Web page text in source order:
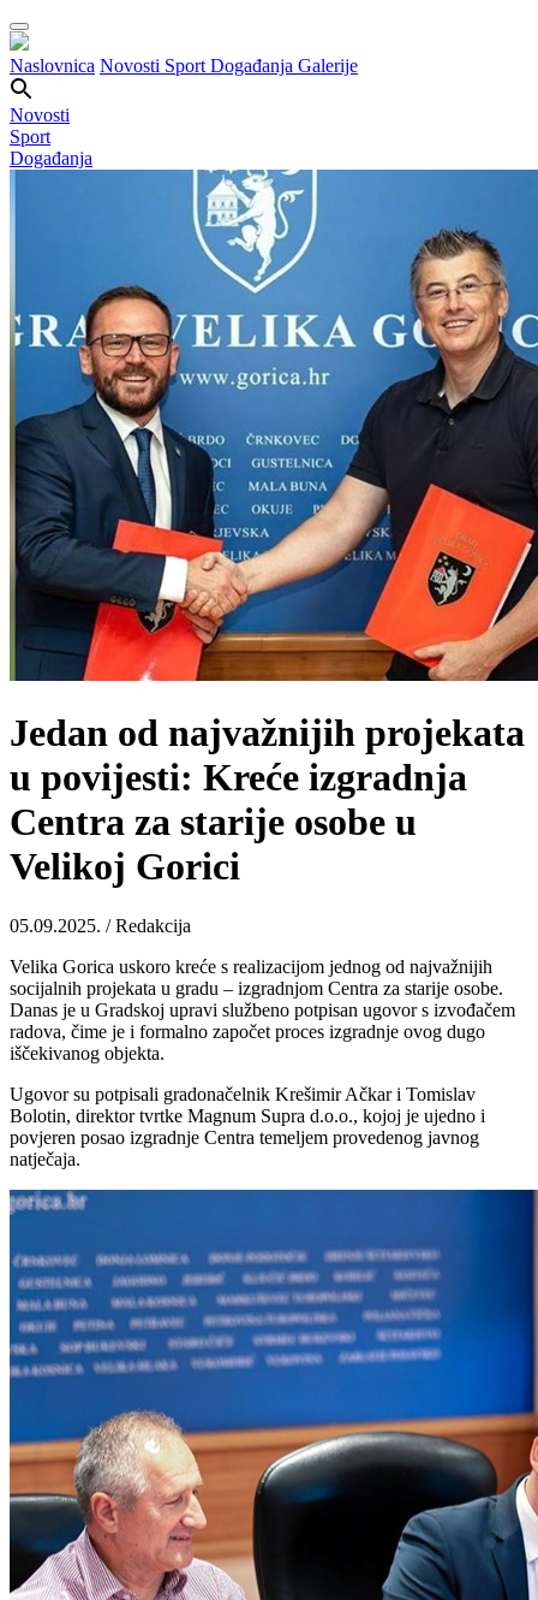
Naslovnica Novosti Sport Događanja Galerije
Novosti
Sport
Događanja
Jedan od najvažnijih projekata
u povijesti: Kreće izgradnja
Centra za starije osobe u
Velikoj Gorici
05.09.2025. / Redakcija
Velika Gorica uskoro kreće s realizacijom jednog od najvažnijih
socijalnih projekata u gradu – izgradnjom Centra za starije osobe.
Danas je u Gradskoj upravi službeno potpisan ugovor s izvođačem
radova, čime je i formalno započet proces izgradnje ovog dugo
iščekivanog objekta.
Ugovor su potpisali gradonačelnik Krešimir Ačkar i Tomislav
Bolotin, direktor tvrtke Magnum Supra d.o.o., kojoj je ujedno i
povjeren posao izgradnje Centra temeljem provedenog javnog
natječaja.